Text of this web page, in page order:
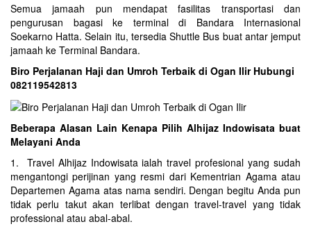
Semua jamaah pun mendapat fasilitas transportasi dan
pengurusan bagasi ke terminal di Bandara Internasional
Soekarno Hatta. Selain itu, tersedia Shuttle Bus buat antar jemput
jamaah ke Terminal Bandara.
Biro Perjalanan Haji dan Umroh Terbaik di Ogan Ilir Hubungi
082119542813
Beberapa Alasan Lain Kenapa Pilih Alhijaz Indowisata buat
Melayani Anda
1. Travel Alhijaz Indowisata ialah travel profesional yang sudah
mengantongi perijinan yang resmi dari Kementrian Agama atau
Departemen Agama atas nama sendiri. Dengan begitu Anda pun
tidak perlu takut akan terlibat dengan travel-travel yang tidak
professional atau abal-abal.